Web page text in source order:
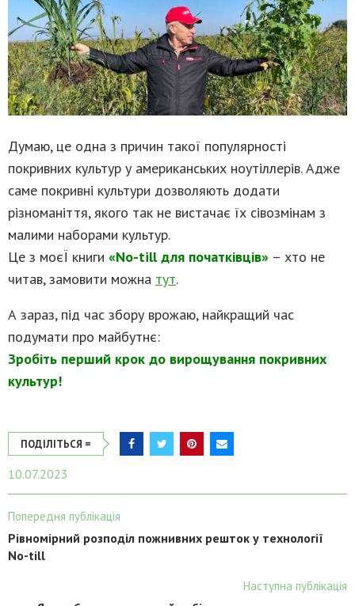
Думаю, це одна з причин такої популярності
покривних культур у американських ноутіллерів. Адже
саме покривні культури дозволяють додати
різноманіття, якого так не вистачає їх сівозмінам з
малими наборами культур.
Це з моєЇ книги «No-till для початківців» – хто не
читав, замовити можна тут.
А зараз, під час збору врожаю, найкращий час
подумати про майбутнє:
Зробіть перший крок до вирощування покривних
культур!
ПОДІЛІТЬСЯ =
10.07.2023
Попередня публікація
Рівномірний розподіл пожнивних решток у технології
No-till
Наступна публікація